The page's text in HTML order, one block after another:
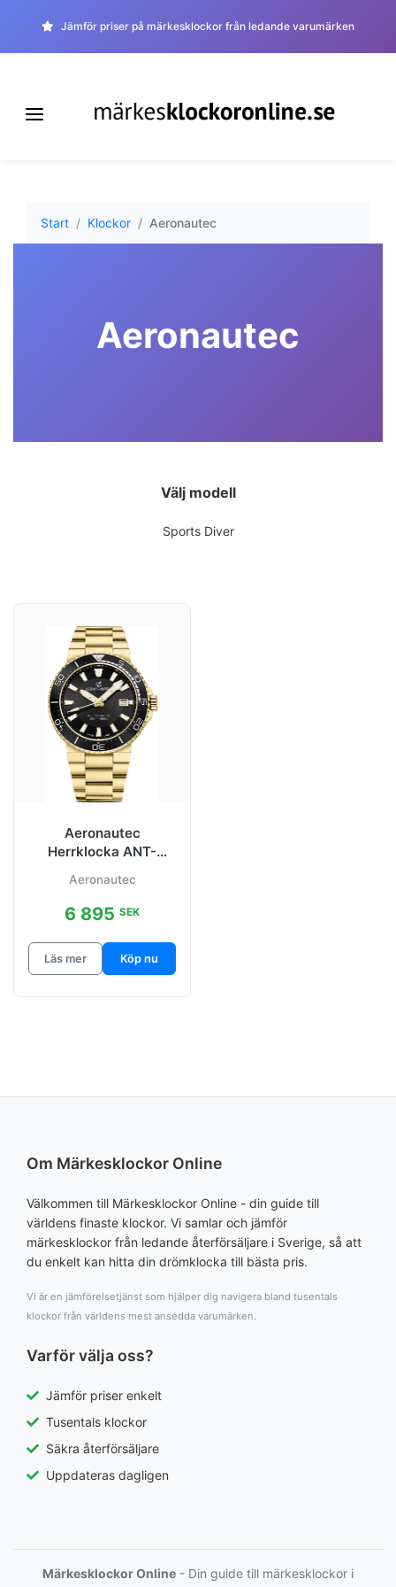
Jämför priser på märkesklockor från ledande varumärken
Start Klockor Aeronautec
Aeronautec
Välj modell
Sports Diver
Aeronautec
Herrklocka ANT-
Diver
Svart/Gulguldtonat
Aeronautec
6 895 SEK
Läs mer Köp nu
Om Märkesklockor Online
Välkommen till Märkesklockor Online - din guide till
världens finaste klockor. Vi samlar och jämför
märkesklockor från ledande återförsäljare i Sverige, så att
du enkelt kan hitta din drömklocka till bästa pris.
Vi är en jämförelsetjänst som hjälper dig navigera bland tusentals
klockor från världens mest ansedda varumärken.
Varför välja oss?
Jämför priser enkelt
Tusentals klockor
Säkra återförsäljare
Uppdateras dagligen
Märkesklockor Online - Din guide till märkesklockor i